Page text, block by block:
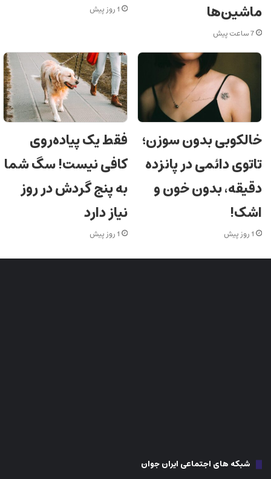
ماشین‌ها
7 ساعت پیش
1 روز پیش
خالکوبی بدون سوزن؛
تاتوی دائمی در پانزده
دقیقه، بدون خون و
اشک!
1 روز پیش
فقط یک پیاده‌روی
کافی نیست! سگ شما
به پنج گردش در روز
نیاز دارد
1 روز پیش
شبکه های اجتماعی ایران جوان